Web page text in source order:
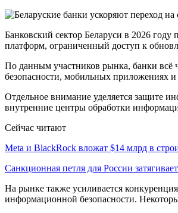
Банковский сектор Беларуси в 2026
платформ, ограниченный доступ к
По данным участников рынка, банки всё
безопасности, мобильных приложениях и
Отдельное внимание уделяется защите
внутренние центры обработки
Сейчас читают
Meta и BlackRock вложат $14 млрд в
Санкционная петля для России
На рынке также усиливается
информационной безопасности.